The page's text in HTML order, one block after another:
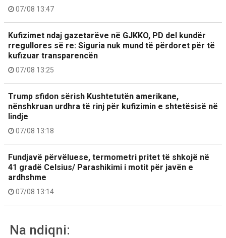
07/08 13:47
Kufizimet ndaj gazetarëve në GJKKO, PD del kundër
rregullores së re: Siguria nuk mund të përdoret për të
kufizuar transparencën
07/08 13:25
Trump sfidon sërish Kushtetutën amerikane,
nënshkruan urdhra të rinj për kufizimin e shtetësisë në
lindje
07/08 13:18
Fundjavë përvëluese, termometri pritet të shkojë në
41 gradë Celsius/ Parashikimi i motit për javën e
ardhshme
07/08 13:14
Na ndiqni: